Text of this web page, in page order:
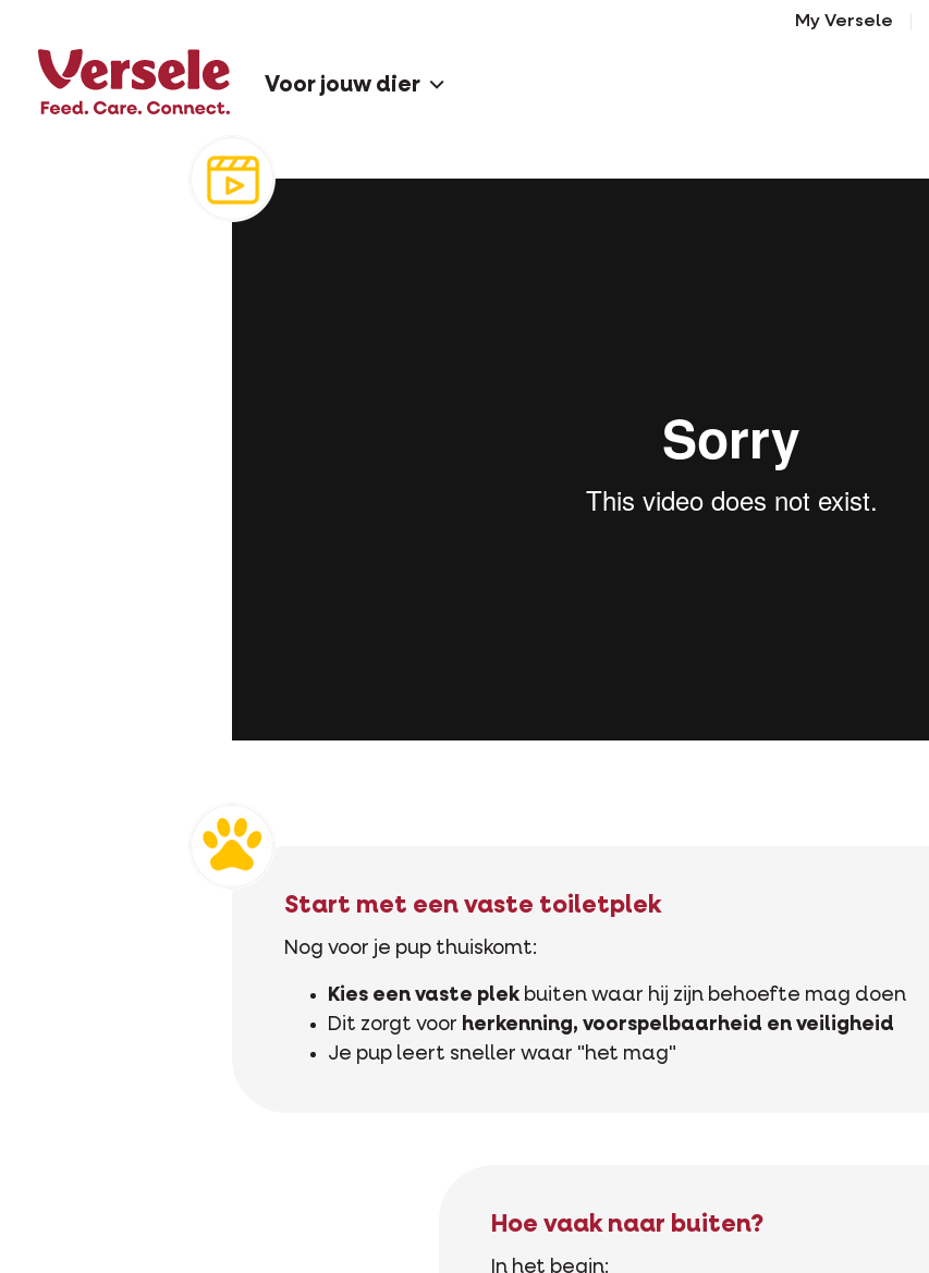
My Versele
Voor jouw dier
Start met een vaste toiletplek
Nog voor je pup thuiskomt:
Kies een vaste plek buiten waar hij zijn behoefte mag doen
Dit zorgt voor herkenning, voorspelbaarheid en veiligheid
Je pup leert sneller waar "het mag"
Hoe vaak naar buiten?
In het begin: